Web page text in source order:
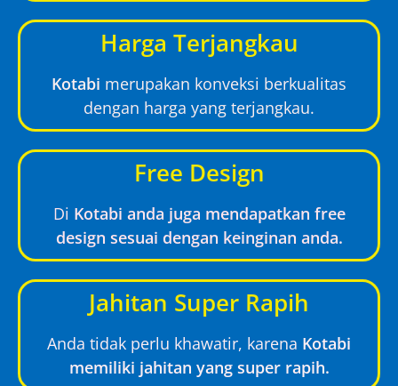
Harga Terjangkau
Kotabi merupakan konveksi berkualitas
dengan harga yang terjangkau.
Free Design
Di Kotabi anda juga mendapatkan free
design sesuai dengan keinginan anda.
Jahitan Super Rapih
Anda tidak perlu khawatir, karena Kotabi
memiliki jahitan yang super rapih.